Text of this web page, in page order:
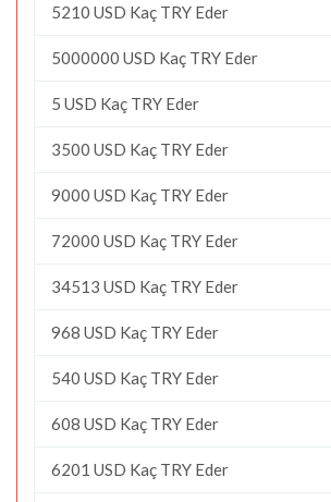
5210 USD Kaç TRY Eder
5000000 USD Kaç TRY Eder
5 USD Kaç TRY Eder
3500 USD Kaç TRY Eder
9000 USD Kaç TRY Eder
72000 USD Kaç TRY Eder
34513 USD Kaç TRY Eder
968 USD Kaç TRY Eder
540 USD Kaç TRY Eder
608 USD Kaç TRY Eder
6201 USD Kaç TRY Eder